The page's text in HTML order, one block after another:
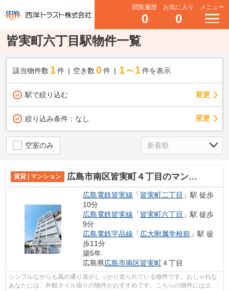
閲覧履歴
0
お気に入り
0
メニュー
皆実町六丁目駅物件一覧
該当物件数 1件 空き数 0 件 1～1 件を表示
駅で絞り込む 変更
絞り込み条件： なし 変更
空室のみ
賃貸 | マンション 広島市南区皆実町４丁目のマンション
広島電鉄皆実線 「皆実町二丁目 」駅 徒歩
10分
広島電鉄皆実線 「皆実町六丁目 」駅 徒歩
9分
広島電鉄宇品線 「広大附属学校前 」駅 徒
歩11分
築5年
広島県広島市南区皆実町４丁目
シンプルながらも風の通り道がしっかり造られている物件です。おしゃれな
あなたには、外観タイル張りの物件がおすすめです。こちらの物件にはエレ